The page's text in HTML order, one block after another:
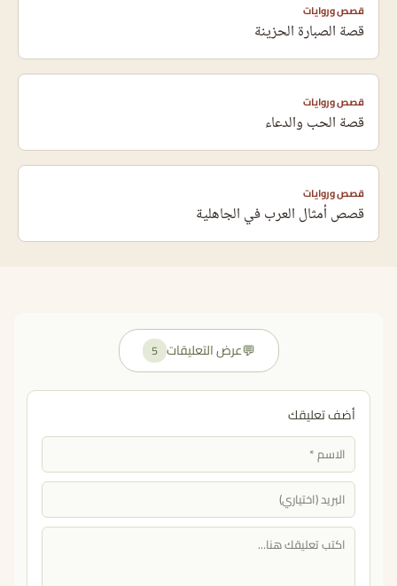
قصص وروايات
قصة الصبارة الحزينة
قصص وروايات
قصة الحب والدعاء
قصص وروايات
قصص أمثال العرب في الجاهلية
💬عرض التعليقات 5
أضف تعليقك